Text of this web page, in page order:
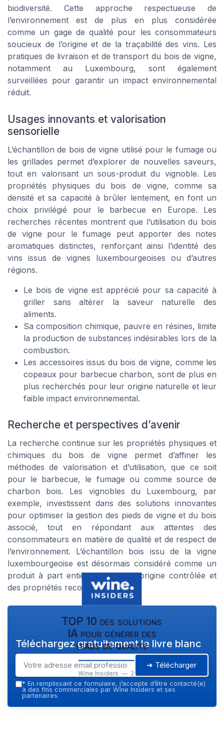
biodiversité. Cette approche respectueuse de
l’environnement est de plus en plus considérée
comme un gage de qualité pour les consommateurs
soucieux de l’origine et de la traçabilité des vins. Les
pratiques de livraison et de transport du bois de vigne,
notamment au Luxembourg, sont également
surveillées pour garantir un impact environnemental
réduit.
Usages innovants et valorisation
sensorielle
L’échantillon de bois de vigne utilisé pour le fumage ou
les grillades permet d’explorer de nouvelles saveurs,
tout en valorisant un sous-produit du vignoble. Les
propriétés physiques du bois de vigne, comme sa
densité et sa capacité à brûler lentement, en font un
choix privilégié pour le barbecue en Europe. Les
recherches récentes montrent que l’utilisation du bois
de vigne pour le fumage peut apporter des notes
aromatiques distinctes, renforçant ainsi l’identité des
vins issus de vignes luxembourgeoises ou d’autres
régions.
Le bois de vigne est apprécié pour sa capacité à
griller sans altérer la saveur naturelle des
aliments.
Sa composition chimique, pauvre en résines, limite
la production de substances indésirables lors de la
combustion.
Les accessoires issus du bois de vigne, comme les
copeaux pour barbecue charbon, sont de plus en
plus recherchés pour leur origine naturelle et leur
faible impact environnemental.
Recherche et perspectives d’avenir
La recherche continue sur les propriétés physiques et
chimiques du bois de vigne permet d’affiner les
méthodes de valorisation et d’utilisation, que ce soit
pour le barbecue, le fumage ou comme source de
charbon bois. Les vignobles du Luxembourg, par
exemple, investissent dans des solutions innovantes
pour optimiser la gestion des pieds de vigne et du bois
associé, tout en répondant aux attentes des
consommateurs en matière de qualité et de respect de
l’environnement. L’échantillon bois issu de la vigne
luxembourgeoise est désormais considéré comme un
produit à part entière, avec une origine contrôlée et
des propriétés reconnues.
TOP 10 des solutions
IA pour générer des
leads de qualité
Wine Insiders — 2026
Téléchargez gratuitement le livre blanc
➔ Télécharger
* En remplissant ce formulaire, j’accepte d’être contacté(e)
à des fins commerciales par Wine Insiders et ses
partenaires.